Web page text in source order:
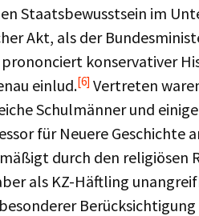
Staatsbewusstsein im
Akt, als der
konservativer
einlud.[6] Vertreten
Schulmänner und
für Neuere Geschichte
durch den religiösen
als KZ-Häftling